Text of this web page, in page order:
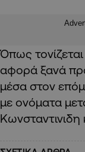
Όπως
αφορά ξανά
μέσα στον
με ονόματα